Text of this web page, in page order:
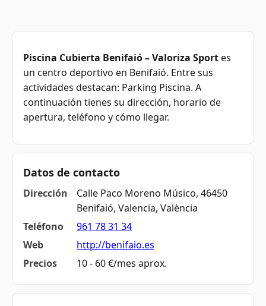
Piscina Cubierta Benifaió – Valoriza Sportes
un centro deportivo en Benifaió. Entre sus
actividades destacan: Parking Piscina. A
continuación tienes su dirección, horario de
apertura, teléfono y cómo llegar.
Datos de contacto
Dirección
Calle Paco Moreno Músico, 46450
Benifaió, Valencia, València
Teléfono
961 78 31 34
Web
http://benifaio.es
Precios
10 - 60 €/mes aprox.